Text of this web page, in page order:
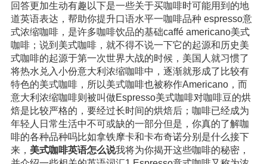
回答更加生动有趣以下是一些关于买咖啡时可能用到的地
道英语表达，帮助你提升口语水平一咖啡品种 espresso意
式浓缩咖啡，是许多咖啡饮品的基础caffé americano美式
咖啡；说到美式咖啡，就不得不说一下它的起源和历史美
式咖啡的起源于第一次世界大战的时候，美国人就习惯了
将热水兑入小份意大利浓缩咖啡中，逐渐就形成了比较有
特色的美式咖啡，所以美式咖啡也被称作Americano，而
意大利浓缩咖啡则被叫做Espresso美式咖啡对咖啡豆的烘
焙是比较严格的，要经过长时间的烘焙后；咖啡已经成为
年轻人日常生活中不可或缺的一部分但是，你真的了解咖
啡的各种品种吗比如拿铁摩卡和卡布奇诺分别是什么接下
来， 美式咖啡英语怎么说我将为你揭开这些咖啡的秘密，